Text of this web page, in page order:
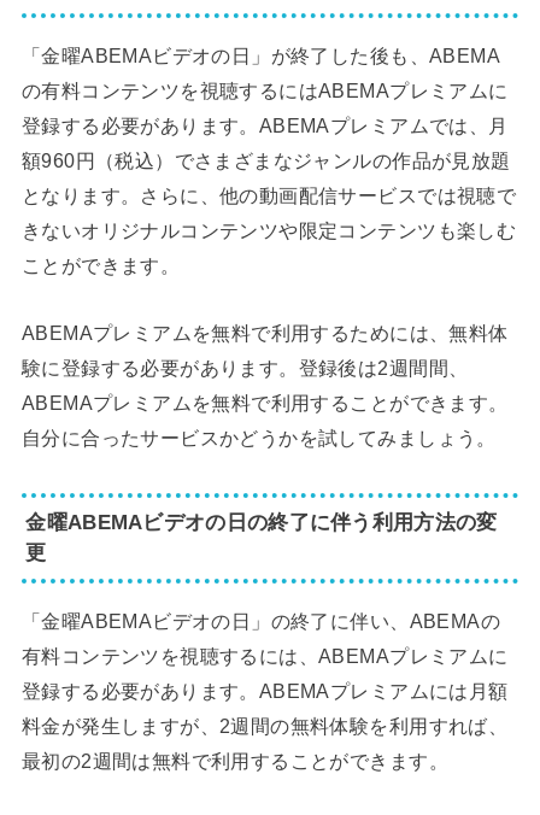
「金曜ABEMAビデオの日」が終了した後も、ABEMA
の有料コンテンツを視聴するにはABEMAプレミアムに
登録する必要があります。ABEMAプレミアムでは、月
額960円（税込）でさまざまなジャンルの作品が見放題
となります。さらに、他の動画配信サービスでは視聴で
きないオリジナルコンテンツや限定コンテンツも楽しむ
ことができます。
ABEMAプレミアムを無料で利用するためには、無料体
験に登録する必要があります。登録後は2週間間、
ABEMAプレミアムを無料で利用することができます。
自分に合ったサービスかどうかを試してみましょう。
金曜ABEMAビデオの日の終了に伴う利用方法の変
更
「金曜ABEMAビデオの日」の終了に伴い、ABEMAの
有料コンテンツを視聴するには、ABEMAプレミアムに
登録する必要があります。ABEMAプレミアムには月額
料金が発生しますが、2週間の無料体験を利用すれば、
最初の2週間は無料で利用することができます。